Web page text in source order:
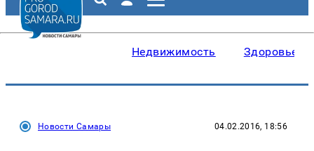
Недвижимость Здоровье
Новости Самары 04.02.2016, 18:56